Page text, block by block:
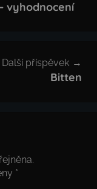
vyhodnocení
Další příspěvek
Bitten
*